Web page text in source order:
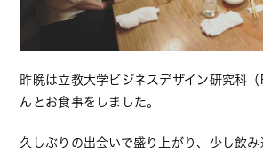
昨晩は立教大学ビジネスデザイン研究科
んとお食事をしました。
久しぶりの出会いで盛り上がり、少し飲